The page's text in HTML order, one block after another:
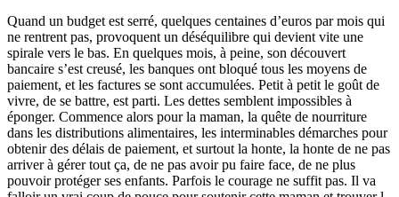
Quand un budget est serré, quelques centaines d’euros par mois qui
ne rentrent pas, provoquent un déséquilibre qui devient vite une
spirale vers le bas. En quelques mois, à peine, son découvert
bancaire s’est creusé, les banques ont bloqué tous les moyens de
paiement, et les factures se sont accumulées. Petit à petit le goût de
vivre, de se battre, est parti. Les dettes semblent impossibles à
éponger. Commence alors pour la maman, la quête de nourriture
dans les distributions alimentaires, les interminables démarches pour
obtenir des délais de paiement, et surtout la honte, la honte de ne pas
arriver à gérer tout ça, de ne pas avoir pu faire face, de ne plus
pouvoir protéger ses enfants. Parfois le courage ne suffit pas. Il va